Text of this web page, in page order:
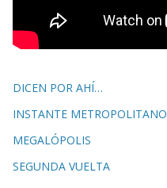
DICEN POR AHÍ…
INSTANTE METROPOLITANO
MEGALÓPOLIS
SEGUNDA VUELTA